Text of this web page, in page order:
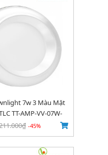
7w 3 Màu Mặt
TT-AMP-VV-07W-
-45%